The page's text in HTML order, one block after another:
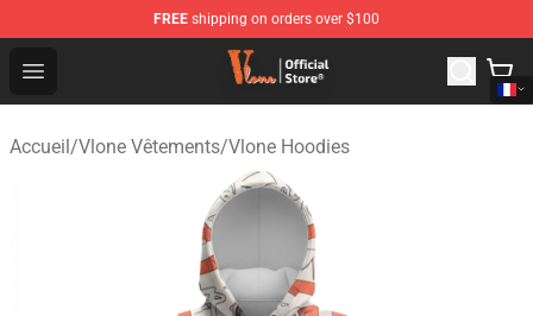
FREE shipping on orders over $100
Open menu
Vlone Shop - Official Vlone Merchandise Store
Accueil/Vlone Vêtements/Vlone Hoodies